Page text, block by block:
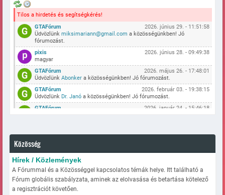
Tilos a hirdetés és segítségkérés!
GTAFórum
2026. június 29. - 11:51:58
Üdvözlünk miksimariann@gmail.com a közösségünkben! Jó
fórumozást.
pixis
2026. június 28. - 09:49:38
magyar
GTAFórum
2026. május 26. - 17:48:01
Üdvözlünk Abonkera közösségünkben! Jó fórumozást.
GTAFórum
2026. február 03. - 19:38:15
Üdvözlünk Dr. Janóa közösségünkben! Jó fórumozást.
GTAFórum
2026. január 24. - 15:46:18
ÜdvözlünkSzekeresMarcia közösségünkben! Jó fórumozást.
GTAFórum
ÜdvözlünkPeti786a közösségünkben! Jó fórumozást.
GTAFórum
Üdvözlünkfrici0822a közösségünkben! Jó fórumozást.
GTAFórum
2025. augusztus 07. - 10:07:38
Üdvözlünkkristof45
Közösség
Hírek / Közlemények
A Fórummal és a Közösséggel kapcsolatos témák helye. Itt található a
Fórum globális szabályzata, aminek az elolvasása és betartása kötelező
a regisztrációt követően.